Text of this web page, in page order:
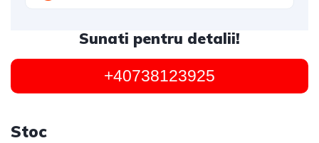
Sunati pentru detalii!
+40738123925
Stoc